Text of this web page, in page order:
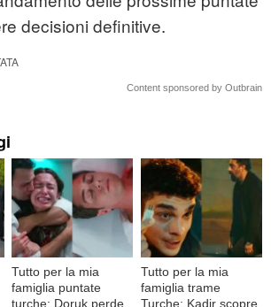
decisioni definitive.
Content sponsored by Outbrain
Tutto per la mia
famiglia puntate
turche: Doruk perde
Tutto per la mia
famiglia trame
Turche: Kadir scopre